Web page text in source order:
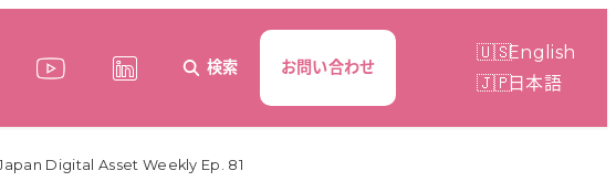
検索 お問い合わせ
English
日本語
| Japan Digital Asset Weekly Ep. 81